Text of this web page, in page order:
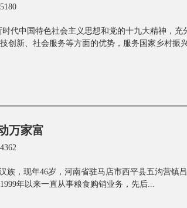
代中国特色社会主义思想和党的十九大精神，充
创新、社会服务等方面的优势，服务国家乡村振
万家富
族，现年46岁，河南省驻马店市西平县五沟营镇
年以来一直从事粮食购销业务，先后...